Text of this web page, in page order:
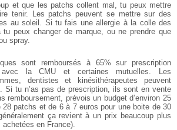
et que les patchs collent mal, tu peux mettre
tenir. Les patchs peuvent se mettre sur des
au soleil. Si tu fais une allergie à la colle des
peux changer de marque, ou ne prendre que
spray.
sont remboursés à 65% sur prescription
la CMU et certaines mutuelles. Les
dentistes et kinésithérapeutes peuvent
Si tu n’as pas de prescription, ils sont en vente
remboursement, prévois un budget d’environ 25
28 patchs et de 6 à 7 euros pour une boite de 30
ça revient à un prix beaucoup plus
en France).